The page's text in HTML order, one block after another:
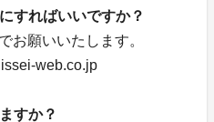
すればいいですか？
お願いいたします。
web.co.jp
すか？